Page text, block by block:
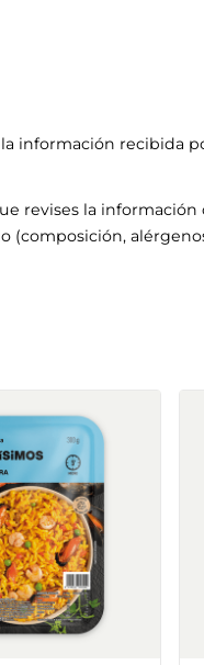
información recibida
revises la
(composición,
Fricandó con
Listísimos